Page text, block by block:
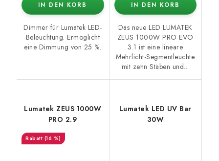
IN DEN KORB
Dimmer für Lumatek LED-
Beleuchtung. Ermöglicht
eine Dimmung von 25 %.
IN DEN KORB
Das neue LED LUMATEK
ZEUS 1000W PRO EVO
3.1 ist eine lineare
Mehrlicht-Segmentleuchte
mit zehn Stäben und...
Lumatek ZEUS 1000W
PRO 2.9
(16 %)
Lumatek LED UV Bar
30W